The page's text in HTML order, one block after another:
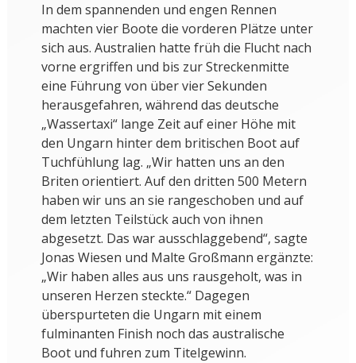
In dem spannenden und engen Rennen
machten vier Boote die vorderen Plätze unter
sich aus. Australien hatte früh die Flucht nach
vorne ergriffen und bis zur Streckenmitte
eine Führung von über vier Sekunden
herausgefahren, während das deutsche
„Wassertaxi“ lange Zeit auf einer Höhe mit
den Ungarn hinter dem britischen Boot auf
Tuchfühlung lag. „Wir hatten uns an den
Briten orientiert. Auf den dritten 500 Metern
haben wir uns an sie rangeschoben und auf
dem letzten Teilstück auch von ihnen
abgesetzt. Das war ausschlaggebend“, sagte
Jonas Wiesen und Malte Großmann ergänzte:
„Wir haben alles aus uns rausgeholt, was in
unseren Herzen steckte.“ Dagegen
überspurteten die Ungarn mit einem
fulminanten Finish noch das australische
Boot und fuhren zum Titelgewinn.